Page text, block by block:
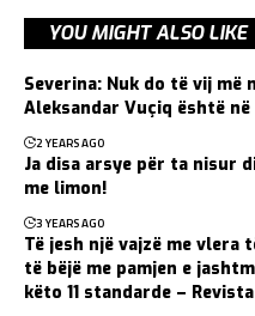
YOU MIGHT ALSO LIKE
Severina: Nuk do të vij më
Aleksandar Vuçiq është
2 YEARS AGO
Ja disa arsye për ta nisur
me limon!
3 YEARS AGO
Të jesh një vajzë me vlera
të bëjë me pamjen e
këto 11 standarde –